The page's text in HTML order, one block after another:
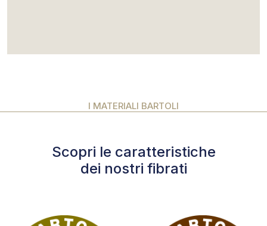
I MATERIALI BARTOLI
Scopri le caratteristiche
dei nostri fibrati